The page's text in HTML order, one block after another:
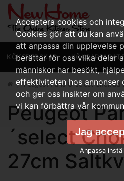
KÖKSREDSKAP
Peugeot Paris U´select Choklad
Peugeot
´select
27cm
Acceptera cookies och
Cookies gör att du kan
att anpassa din upplevelse
berättar för oss vilka delar
människor har besökt,
effektiviteten hos annonser
och ger oss insikter om
vi kan förbättra vår
Jag
Anpassa